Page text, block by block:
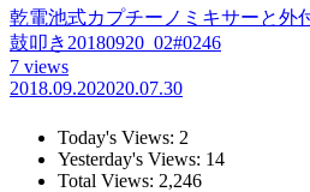
乾電池式カプチーノミキサーと外
鼓叩き20180920_02#0246
7 views
2018.09.202020.07.30
Today's Views: 2
Yesterday's Views: 14
Total Views: 2,246